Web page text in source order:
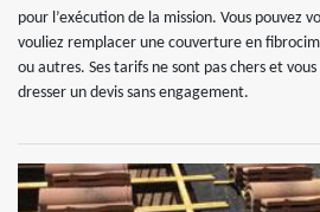
pour l’exécution de la mission. Vous pouvez
vouliez remplacer une couverture en
ou autres. Ses tarifs ne sont pas chers et
dresser un devis sans engagement.